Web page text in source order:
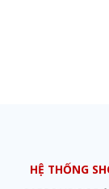
HỆ THỐNG